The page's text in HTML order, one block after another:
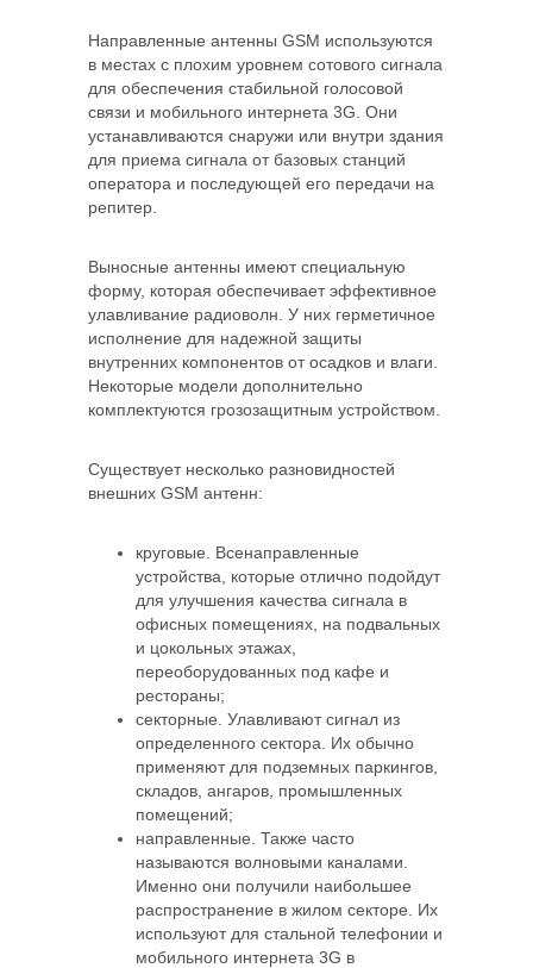
Направленные антенны GSM используются
в местах с плохим уровнем сотового сигнала
для обеспечения стабильной голосовой
связи и мобильного интернета 3G. Они
устанавливаются снаружи или внутри здания
для приема сигнала от базовых станций
оператора и последующей его передачи на
репитер.
Выносные антенны имеют специальную
форму, которая обеспечивает эффективное
улавливание радиоволн. У них герметичное
исполнение для надежной защиты
внутренних компонентов от осадков и влаги.
Некоторые модели дополнительно
комплектуются грозозащитным устройством.
Существует несколько разновидностей
внешних GSM антенн:
круговые. Всенаправленные
устройства, которые отлично подойдут
для улучшения качества сигнала в
офисных помещениях, на подвальных
и цокольных этажах,
переоборудованных под кафе и
рестораны;
секторные. Улавливают сигнал из
определенного сектора. Их обычно
применяют для подземных паркингов,
складов, ангаров, промышленных
помещений;
направленные. Также часто
называются волновыми каналами.
Именно они получили наибольшее
распространение в жилом секторе. Их
используют для стальной телефонии и
мобильного интернета 3G в